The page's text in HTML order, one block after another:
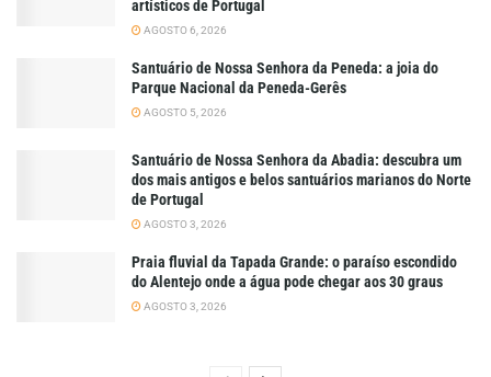
artísticos de Portugal
AGOSTO 6, 2026
Santuário de Nossa Senhora da Peneda: a joia do
Parque Nacional da Peneda-Gerês
AGOSTO 5, 2026
Santuário de Nossa Senhora da Abadia: descubra um
dos mais antigos e belos santuários marianos do Norte
de Portugal
AGOSTO 3, 2026
Praia fluvial da Tapada Grande: o paraíso escondido
do Alentejo onde a água pode chegar aos 30 graus
AGOSTO 3, 2026